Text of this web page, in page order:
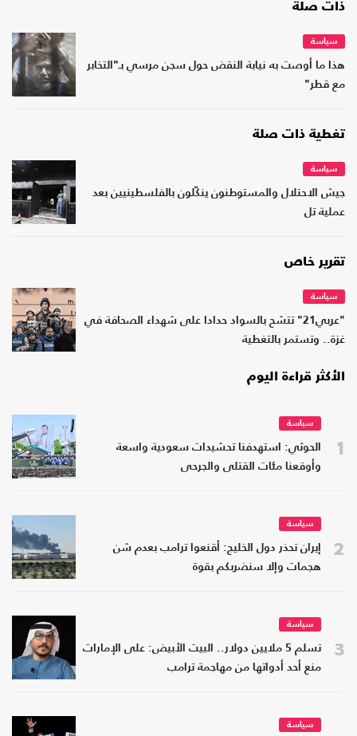
ذات صلة
سياسة
هذا ما أوصت به نيابة النقض حول سجن مرسي بـ"التخابر
مع قطر"
تغطية ذات صلة
سياسة
جيش الاحتلال والمستوطنون ينكّلون بالفلسطينيين بعد
عملية تل
تقرير خاص
سياسة
"عربي21" تتشح بالسواد حدادا على شهداء الصحافة في
غزة.. وتستمر بالتغطية
الأكثر قراءة اليوم
1
سياسة
الحوثي: استهدفنا تحشيدات سعودية واسعة
وأوقعنا مئات القتلى والجرحى
2
سياسة
إيران تحذر دول الخليج: أقنعوا ترامب بعدم شن
هجمات وإلا سنضربكم بقوة
3
سياسة
تسلم 5 ملايين دولار.. البيت الأبيض: على الإمارات
منع أحد أدواتها من مهاجمة ترامب
سياسة